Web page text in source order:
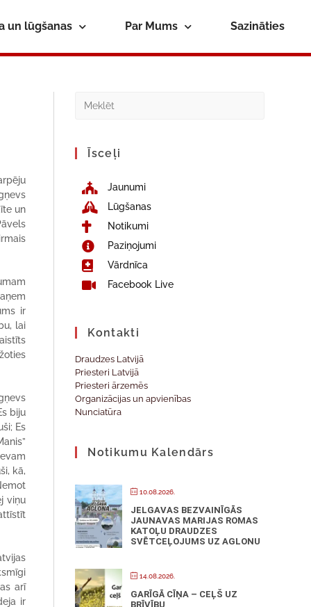
un lūgšanas Par Mums Sazināties
un
ir
lai
biju
Es
kā,
viņu
arī
ir
Īsceļi
Jaunumi
Lūgšanas
Notikumi
Paziņojumi
Vārdnīca
Facebook Live
Kontakti
Draudzes Latvijā
Priesteri Latvijā
Priesteri ārzemēs
Organizācijas un apvienības
Nunciatūra
Notikumu Kalendārs
10.08.2026.
JELGAVAS BEZVAINĪGĀS
JAUNAVAS MARIJAS ROMAS
KATOĻU DRAUDZES
SVĒTCEĻOJUMS UZ AGLONU
14.08.2026.
GARĪGĀ CĪŅA – CEĻŠ UZ
BRĪVĪBU